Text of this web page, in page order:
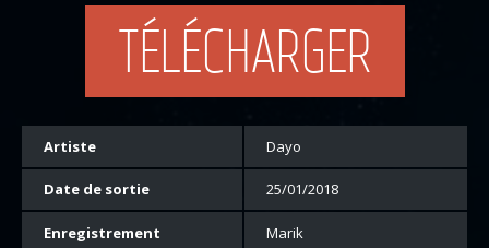
TÉLÉCHARGER
Artiste Dayo
Date de sortie 25/01/2018
Enregistrement Marik